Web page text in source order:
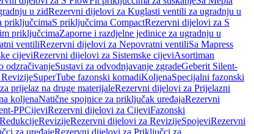
u zidRezervni dijelovi za Kuglasti ventili za ugradnju u
priključcimaS priključcima CompactRezervni dijelovi za S
priključcimaZaporne i razdjelne jedinice za ugradnju u
ventiliRezervni dijelovi za Nepovratni ventiliSa Mapress
cijeviRezervni dijelovi za Sistemske cijeviAsortiman
odzračivanjeSustavi za odvodnjavanje zgradeGeberit Silent-
SuperTube fazonski komadiKoljenaSpecijalni fazonski
prijelaz na druge materijaleRezervni dijelovi za Prijelazni
koljenaNatične spojnice za priključak uređajaRezervni
PPCijeviRezervni dijelovi za CijeviFazonski
RevizijeRezervni dijelovi za RevizijeSpojeviRezervni
za uređajeRezervni dijelovi za Priključci za